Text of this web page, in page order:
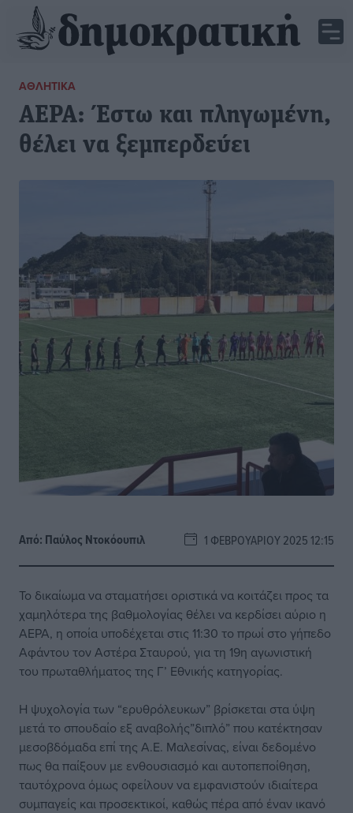
ΑΘΛΗΤΙΚΆ
ΑΕΡΑ: Έστω και πληγωμένη,
θέλει να ξεμπερδεύει
Από: Παύλος Nτοκόουπιλ 1 ΦΕΒΡΟΥΑΡΊΟΥ 2025 12:15
Το δικαίωμα να σταματήσει οριστικά να κοιτάζει προς τα
χαμηλότερα της βαθμολογίας θέλει να κερδίσει αύριο η
ΑΕΡΑ, η οποία υποδέχεται στις 11:30 το πρωί στο γήπεδο
Αφάντου τον Αστέρα Σταυρού, για τη 19η αγωνιστική
του πρωταθλήματος της Γ’ Εθνικής κατηγορίας.
Η ψυχολογία των “ερυθρόλευκων” βρίσκεται στα ύψη
μετά το σπουδαίο εξ αναβολής”διπλό” που κατέκτησαν
μεσοβδόμαδα επί της Α.Ε. Μαλεσίνας, είναι δεδομένο
πως θα παίξουν με ενθουσιασμό και αυτοπεποίθηση,
ταυτόχρονα όμως οφείλουν να εμφανιστούν ιδιαίτερα
συμπαγείς και προσεκτικοί, καθώς πέρα από έναν ικανό